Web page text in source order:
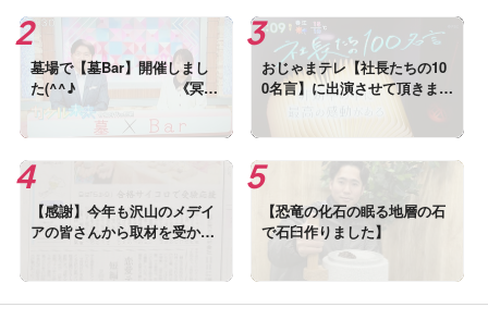
墓場で【墓Bar】開催しまし
た(^^♪ 《冥界
と現世のあいだにあるバー》
おじゃまテレ【社長たちの10
0名言】に出演させて頂きまし
【感謝】今年も沢山のメデイ
アの皆さんから取材を受かま
【恐竜の化石の眠る地層の石
で石臼作りました】